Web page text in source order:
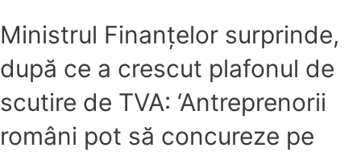
Ministrul Finanţelor surprinde,
după ce a crescut plafonul de
scutire de TVA: ‘Antreprenorii
români pot să concureze pe